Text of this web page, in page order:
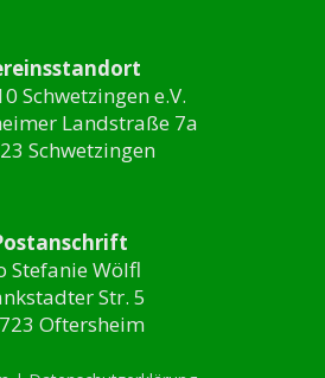
Schwetzingen e.V.
Landstraße 7a
Schwetzingen
Stefanie Wölfl
Str. 5
Oftersheim